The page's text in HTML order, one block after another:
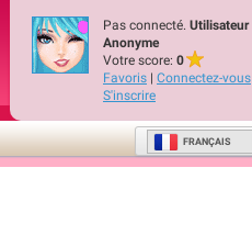
Pas connecté. Utilisateur
Anonyme
Votre score: 0
Favoris | Connectez-vous
S'inscrire
FRANÇAIS